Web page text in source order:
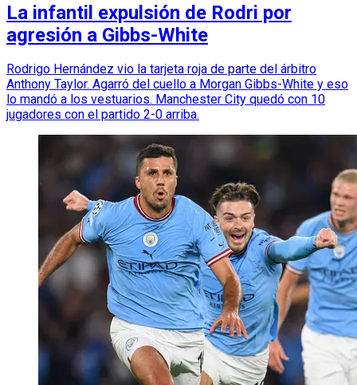
La infantil expulsión de Rodri por
agresión a Gibbs-White
Rodrigo Hernández vio la tarjeta roja de parte del árbitro
Anthony Taylor. Agarró del cuello a Morgan Gibbs-White y eso
lo mandó a los vestuarios. Manchester City quedó con 10
jugadores con el partido 2-0 arriba.